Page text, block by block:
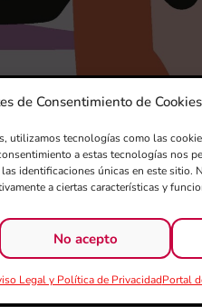
de Consentimiento de Cookies
utilizamos tecnologías como las
a estas tecnologías nos
identificaciones únicas en este sitio.
a ciertas características y
No acepto
Legal y Política de PrivacidadPortal